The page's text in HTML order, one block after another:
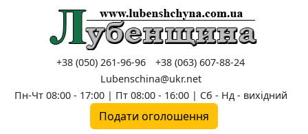
+38 (050) 261-96-96
+38 (063) 607-88-24
Lubenschina@ukr.net
Пн-Чт 08:00 - 17:00 | Пт 08:00 - 16:00 | Сб - Нд - вихідний
Подати оголошення